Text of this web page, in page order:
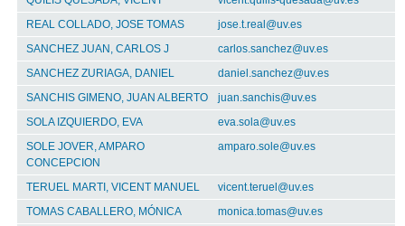
REAL COLLADO, JOSE TOMAS
jose.t.real@uv.es
SANCHEZ JUAN, CARLOS J
carlos.sanchez@uv.es
SANCHEZ ZURIAGA, DANIEL
daniel.sanchez@uv.es
SANCHIS GIMENO, JUAN ALBERTO
juan.sanchis@uv.es
SOLA IZQUIERDO, EVA
eva.sola@uv.es
SOLE JOVER, AMPARO
CONCEPCION
amparo.sole@uv.es
TERUEL MARTI, VICENT MANUEL
vicent.teruel@uv.es
TOMAS CABALLERO, MÓNICA
monica.tomas@uv.es